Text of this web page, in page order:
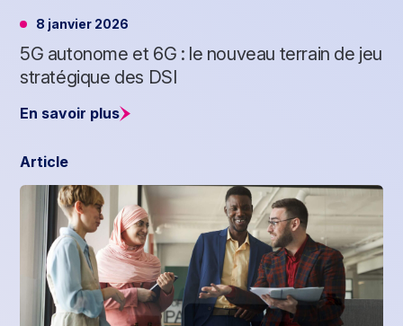
8 janvier 2026
5G autonome et 6G : le nouveau terrain de jeu
stratégique des DSI
En savoir plus
Article